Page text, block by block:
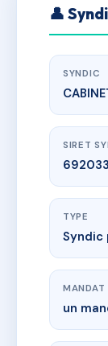
👤
SYNDIC
SIRET
TYPE
Syndic
MANDAT
un